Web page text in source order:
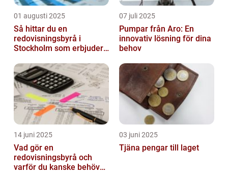
01 augusti 2025
Så hittar du en
redovisningsbyrå i
Stockholm som erbjuder
07 juli 2025
Pumpar från Aro: En
innovativ lösning för dina
behov
14 juni 2025
Vad gör en
redovisningsbyrå och
varför du kanske behöver
03 juni 2025
Tjäna pengar till laget